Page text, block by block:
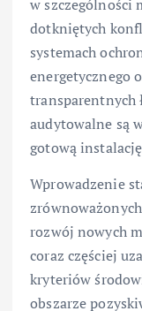
w szczególności
dotkniętych
systemach
energetycznego
transparentnych
audytowalne są
gotową
Wprowadzenie
rozwój nowych
coraz częściej
kryteriów
obszarze